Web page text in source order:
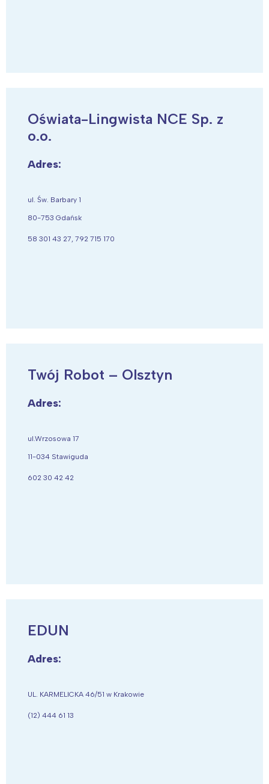
Oświata-Lingwista NCE Sp. z
o.o.
Adres:
ul. Św. Barbary 1
80-753 Gdańsk
58 301 43 27, 792 715 170
Twój Robot – Olsztyn
Adres:
ul.Wrzosowa 17
11-034 Stawiguda
602 30 42 42
EDUN
Adres:
UL. KARMELICKA 46/51 w Krakowie
(12) 444 61 13